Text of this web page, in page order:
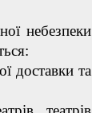
небезпеки
доставки та